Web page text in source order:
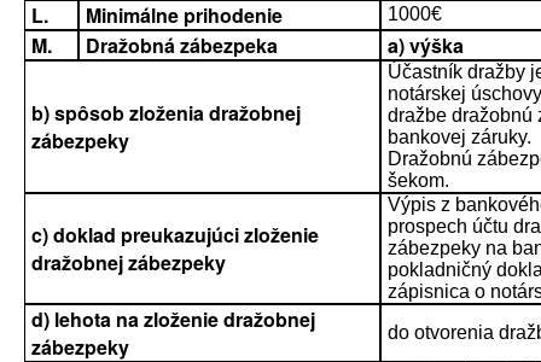
L. Minimálne prihodenie 1000€
M. Dražobná zábezpeka a) výška
b) spôsob zloženia dražobnej
zábezpeky
Účastník dražby
notárskej
dražbe dražobnú
bankovej záruky.
Dražobnú
šekom.
c) doklad preukazujúci zloženie
dražobnej zábezpeky
Výpis z
prospech účtu
zábezpeky na
pokladničný
zápisnica o
d) lehota na zloženie dražobnej
zábezpeky
do otvorenia